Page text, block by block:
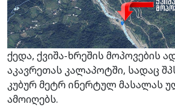
ქედა, ქვიშა-ხრეშის მოპოვების
აკავრეთას კალაპოტში, სადაც შპს
კუბურ მეტრ ინერტულ მასალას
ამოიღებს.